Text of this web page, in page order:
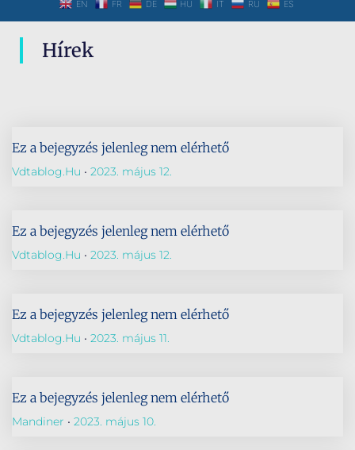
EN FR DE HU IT RU ES
Hírek
Ez a bejegyzés jelenleg nem elérhető
Vdtablog.hu 2023. május 12.
Ez a bejegyzés jelenleg nem elérhető
Vdtablog.hu 2023. május 12.
Ez a bejegyzés jelenleg nem elérhető
Vdtablog.hu 2023. május 11.
Ez a bejegyzés jelenleg nem elérhető
Mandiner 2023. május 10.